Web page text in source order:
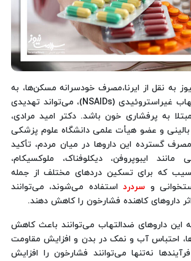
به نقل از ایرنا،مصرف خودسرانه مسکن‌ها، به
ویژه داروهای ضدالتهاب غیراستروئیدی (NSAIDs)، می‌تواند تهدیدی
به پرفشاری خون باشد. دکتر امید مرادی،
و عضو هیأت علمی دانشگاه علوم پزشکی
مصرف گسترده این داروها در میان مردم، تأکید
ایبوپروفن، دیکلوفناک، ملوکسیکام،
که برای تسکین دردهای مختلف از جمله
و سردرداستفاده می‌شوند، می‌توانند
داروهای کاهنده فشارخون را کاهش دهند.
این داروهای ضدالتهاب می‌توانند باعث کاهش
احتباس آب و نمک در بدن و افزایش مقاومت
نه‌تنها می‌توانند فشارخون را افزایش